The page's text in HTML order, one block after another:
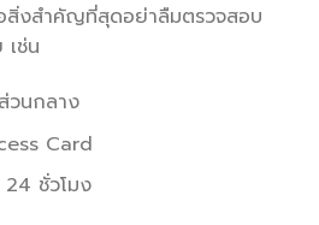
สิ่งสำคัญที่สุดอย่าลืมตรวจสอบ
ช่น
วนกลาง
Card
ชั่วโมง